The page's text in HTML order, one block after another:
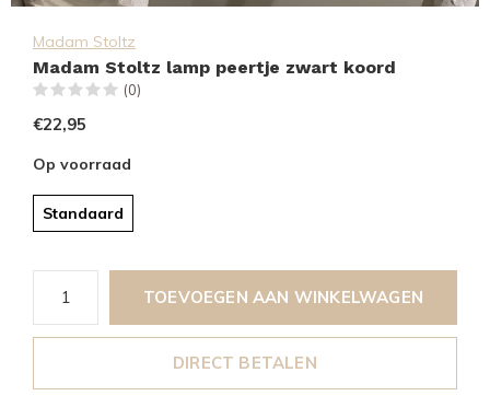
Madam Stoltz
Madam Stoltz lamp peertje zwart koord
(0)
€22,95
Op voorraad
Standaard
TOEVOEGEN AAN WINKELWAGEN
DIRECT BETALEN